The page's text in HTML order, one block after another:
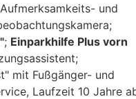
und
; Einparkhilfe Plus vorn
mit Fußgänger- und
Laufzeit 10 Jahre